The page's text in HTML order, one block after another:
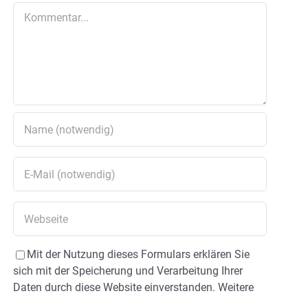
Mit der Nutzung dieses Formulars erklären Sie
sich mit der Speicherung und Verarbeitung Ihrer
Daten durch diese Website einverstanden. Weitere